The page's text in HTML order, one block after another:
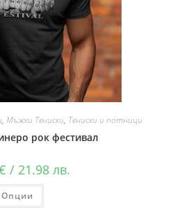
, Мъжки Тениски, Тениски и потници
рок фестивал
/ 21.98 лв.
Опции